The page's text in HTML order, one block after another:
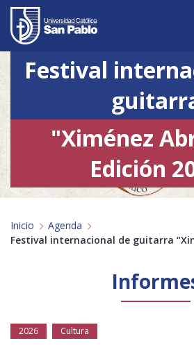
Vive San Pablo
Carreras
Internacional
Investigación
Antiguos Alumnos
Público general
Licenciamiento
Festival
"Ximénez
Edición
Inicio Agenda
2026 Cultura